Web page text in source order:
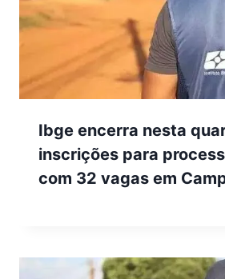
Ibge encerra nesta
inscrições para
com 32 vagas em